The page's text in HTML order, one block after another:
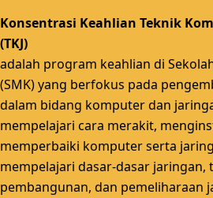
Konsentrasi Keahlian Teknik
(TKJ)
adalah program keahlian di
(SMK) yang berfokus pada
dalam bidang komputer dan
mempelajari cara merakit,
memperbaiki komputer serta
mempelajari dasar-dasar jaringan,
pembangunan, dan pemeliharaan